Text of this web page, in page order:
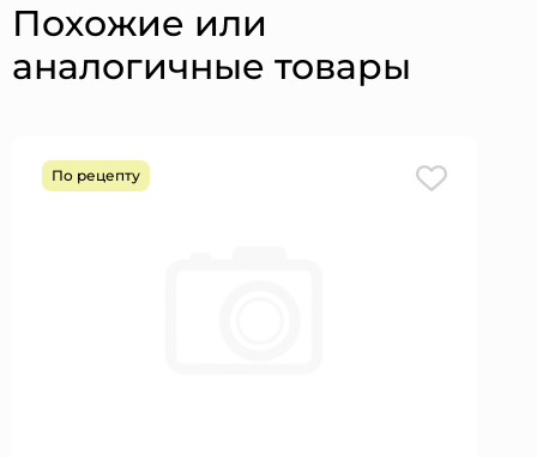
Похожие или
аналогичные товары
По рецепту